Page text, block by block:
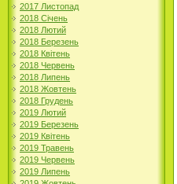
2017 Листопад
2018 Січень
2018 Лютий
2018 Березень
2018 Квітень
2018 Червень
2018 Липень
2018 Жовтень
2018 Грудень
2019 Лютий
2019 Березень
2019 Квітень
2019 Травень
2019 Червень
2019 Липень